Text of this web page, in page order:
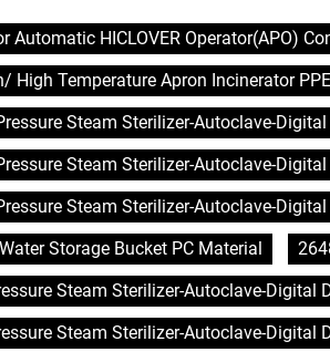
Automatic HICLOVER Operator(APO)
High Temperature Apron Incinerator
Steam Sterilizer-Autoclave-
Steam Sterilizer-Autoclave-
Steam Sterilizer-Autoclave-
Storage Bucket PC Material
Steam Sterilizer-Autoclave-Digital
Steam Sterilizer-Autoclave-Digital